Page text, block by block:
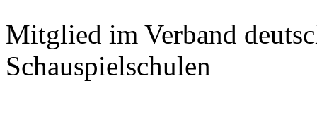
Mitglied im Verband
Schauspielschulen